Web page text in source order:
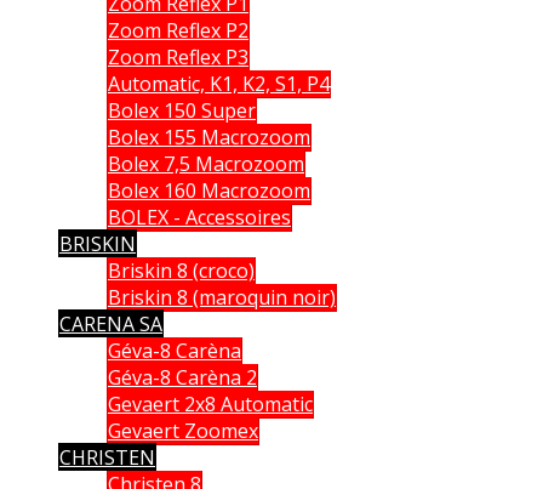
Zoom Reflex P2
Zoom Reflex P3
Automatic, K1, K2, S1, P4
Bolex 150 Super
Bolex 155 Macrozoom
Bolex 7,5 Macrozoom
Bolex 160 Macrozoom
BOLEX - Accessoires
BRISKIN
Briskin 8 (croco)
Briskin 8 (maroquin noir)
CARENA SA
Géva-8 Carèna
Géva-8 Carèna 2
Gevaert 2x8 Automatic
Gevaert Zoomex
CHRISTEN